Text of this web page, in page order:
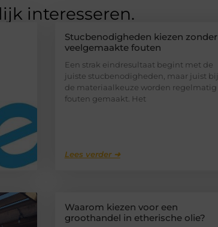
interesseren.
Stucbenodigheden kiezen zonder
veelgemaakte fouten
Een strak eindresultaat begint met de
juiste stucbenodigheden, maar juist bij
de materiaalkeuze worden regelmatig
fouten gemaakt. Het
Lees verder ➜
Waarom kiezen voor een
groothandel in etherische olie?